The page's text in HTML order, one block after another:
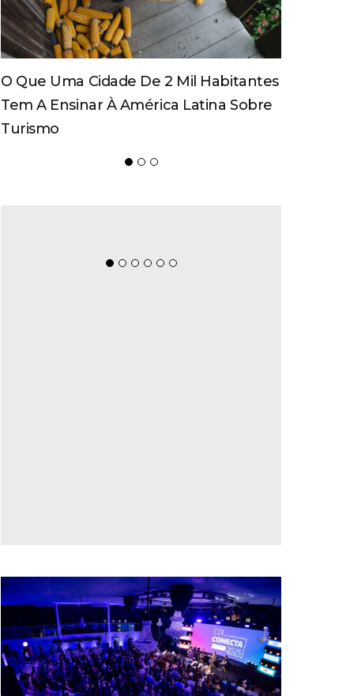
Programa Impulsiona Empresas Do
Vale Europeu Ao Mercado
Internacional E Abre Nova Edição